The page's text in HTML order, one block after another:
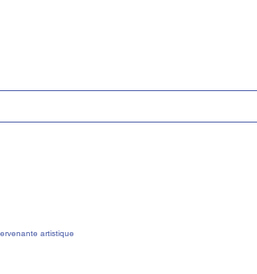
courant
artistique